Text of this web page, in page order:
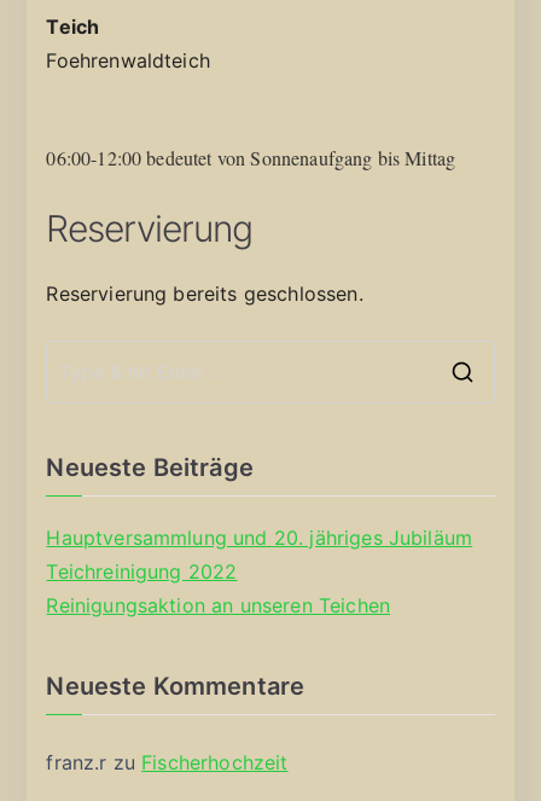
Teich
Foehrenwaldteich
06:00-12:00 bedeutet von Sonnenaufgang bis Mittag
Reservierung
Reservierung bereits geschlossen.
Neueste Beiträge
Hauptversammlung und 20. jähriges Jubiläum
Teichreinigung 2022
Reinigungsaktion an unseren Teichen
Neueste Kommentare
franz.r zu Fischerhochzeit